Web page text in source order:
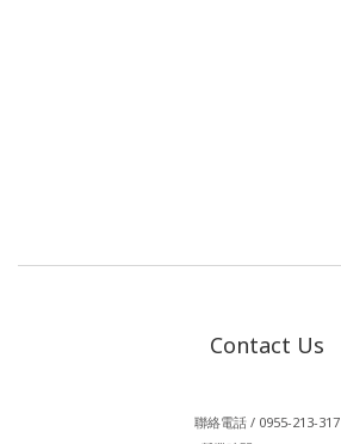
Contact Us
聯絡電話 / 0955-213-317